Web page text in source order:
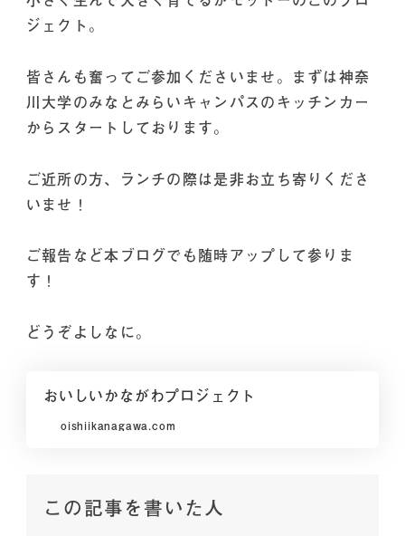
ジェクト。
皆さんも奮ってご参加くださいませ。まずは神奈
川大学のみなとみらいキャンパスのキッチンカー
からスタートしております。
ご近所の方、ランチの際は是非お立ち寄りくださ
いませ！
ご報告など本ブログでも随時アップして参りま
す！
どうぞよしなに。
おいしいかながわプロジェクト
oishiikanagawa.com
この記事を書いた人